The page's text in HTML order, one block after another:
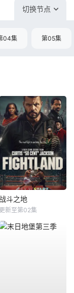
切换节点
04集 第05集
战斗之地
更新至第02集